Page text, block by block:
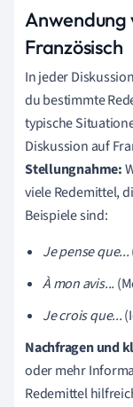
Anwendung
Französisch
In jeder
du bestimmte
typische
Diskussion auf
Stellungnahme:
viele Redemittel,
Beispiele sind:
Je pense que...
À mon avis...
Je crois que...
Nachfragen und
oder mehr
Redemittel